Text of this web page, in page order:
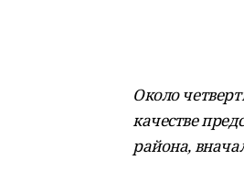
Около
качестве
района,